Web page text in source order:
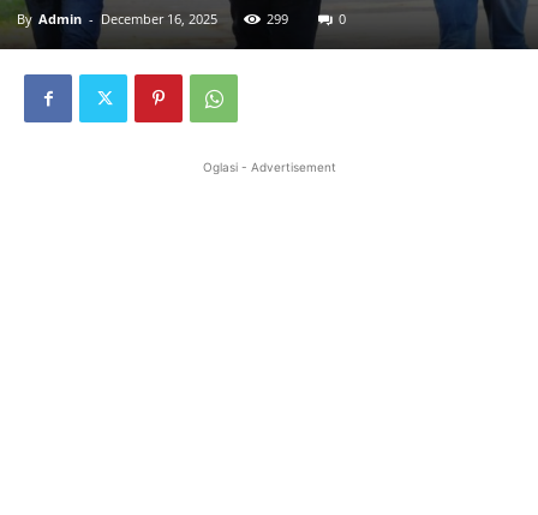
By Admin - December 16, 2025 299 0
Oglasi - Advertisement